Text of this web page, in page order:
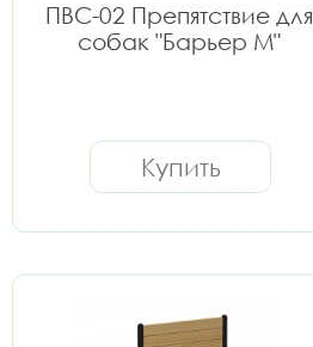
ПВС-02 Препятствие для
собак "Барьер M"
Купить